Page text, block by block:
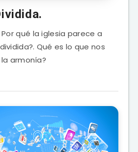
qué la iglesia parece a
Qué es lo que nos
armonía?